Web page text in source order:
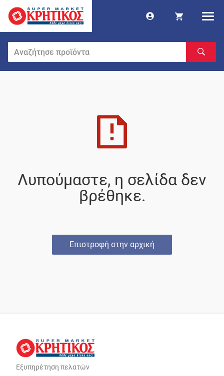
Λυπούμαστε, η σελίδα δεν
βρέθηκε.
Επιστροφή στην αρχική
Εξυπηρέτηση πελατών